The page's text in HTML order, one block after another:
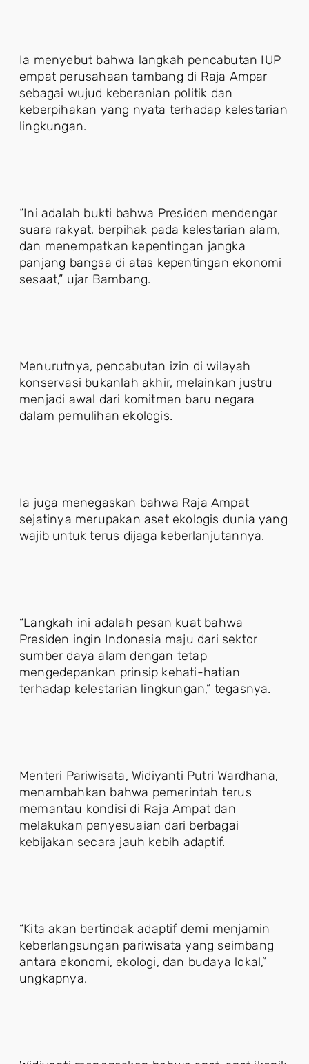
Ia menyebut bahwa langkah pencabutan IUP
empat perusahaan tambang di Raja Ampar
sebagai wujud keberanian politik dan
keberpihakan yang nyata terhadap kelestarian
lingkungan.
“Ini adalah bukti bahwa Presiden mendengar
suara rakyat, berpihak pada kelestarian alam,
dan menempatkan kepentingan jangka
panjang bangsa di atas kepentingan ekonomi
sesaat,” ujar Bambang.
Menurutnya, pencabutan izin di wilayah
konservasi bukanlah akhir, melainkan justru
menjadi awal dari komitmen baru negara
dalam pemulihan ekologis.
Ia juga menegaskan bahwa Raja Ampat
sejatinya merupakan aset ekologis dunia yang
wajib untuk terus dijaga keberlanjutannya.
“Langkah ini adalah pesan kuat bahwa
Presiden ingin Indonesia maju dari sektor
sumber daya alam dengan tetap
mengedepankan prinsip kehati-hatian
terhadap kelestarian lingkungan,” tegasnya.
Menteri Pariwisata, Widiyanti Putri Wardhana,
menambahkan bahwa pemerintah terus
memantau kondisi di Raja Ampat dan
melakukan penyesuaian dari berbagai
kebijakan secara jauh kebih adaptif.
“Kita akan bertindak adaptif demi menjamin
keberlangsungan pariwisata yang seimbang
antara ekonomi, ekologi, dan budaya lokal,”
ungkapnya.